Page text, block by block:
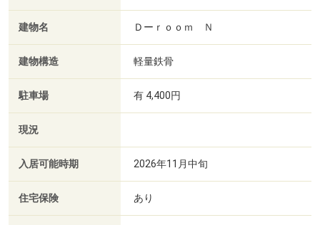
建物名 Ｄーｒｏｏｍ Ｎ
建物構造 軽量鉄骨
駐車場 有 4,400円
現況
入居可能時期 2026年11月中旬
住宅保険 あり